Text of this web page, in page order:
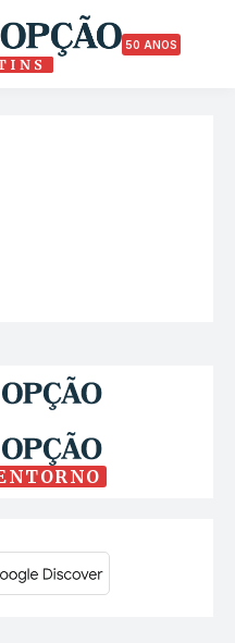
50 ANOS